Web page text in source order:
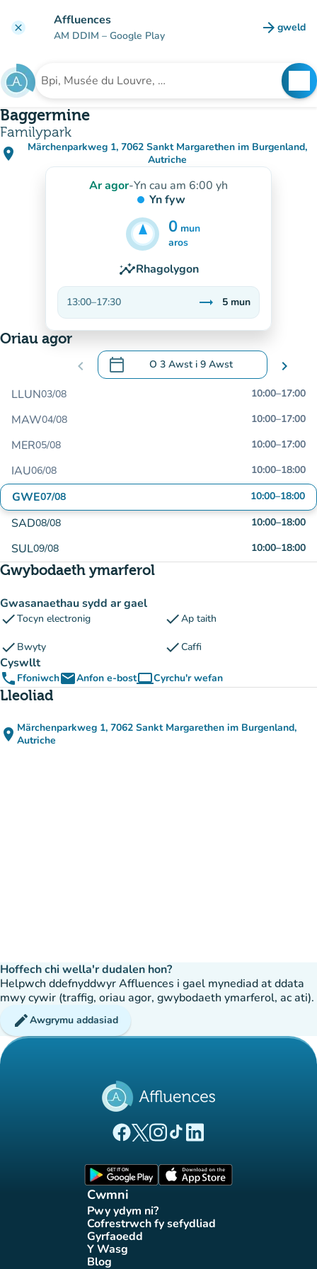
clear Affluences
AM DDIM – Google Play arrow_forward gweld
(tab
Chwilio am sefydliad
Baggermine
Familypark
place
Märchenparkweg 1, 7062 Sankt Margarethen im Burgenland,
Autriche
(agor yn Google Maps)
(tab newydd)
Ar agor-Yn cau am 6:00 yh
Yn fyw
0 mun
5mun
aros
insightsRhagolygon
13:00–17:30 trending_flat
Sefydlog
5 mun
Oriau agor
chevron_left calendar_today O 3 Awst i 9 Awst
.Agor y calendr i newid dyddiadau chevron_right
LLUN03/08 10:00–17:00
MAW04/08 10:00–17:00
MER05/08 10:00–17:00
IAU06/08 10:00–18:00
GWE07/08 10:00–18:00
SAD08/08 10:00–18:00
SUL09/08 10:00–18:00
Gwybodaeth ymarferol
Gwasanaethau sydd ar gael
checkTocyn electronig checkAp taith
check Bwyty checkCaffi
Cyswllt
phone FfoniwchemailAnfon e-bostcomputerCyrchu'r wefan
(tab newydd)
Lleoliad
place Märchenparkweg 1, 7062 Sankt Margarethen im Burgenland,
Autriche
Hoffech chi wella'r dudalen hon?
Helpwch ddefnyddwyr Affluences i gael mynediad at ddata
mwy cywir (traffig, oriau agor, gwybodaeth ymarferol, ac ati).
editAwgrymu addasiad
(tab newydd)
(tab newydd)
(tab newydd)
(tab newydd)
(tab newydd)
Cwmni
Pwy ydym ni?
(tab newydd)
Cofrestrwch fy sefydliad
(tab newydd)
Gyrfaoedd(tab newydd)
Y Wasg(tab newydd)
Blog